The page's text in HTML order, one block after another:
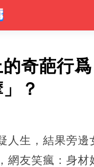
奇葩行
？
人生，結果旁
網友笑瘋：身材